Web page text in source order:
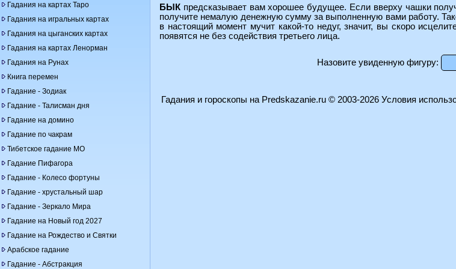
БЫК предсказывает вам хорошее будущее. Если вверху чашки
получите немалую денежную сумму за выполненную вами работу.
в настоящий момент мучит какой-то недуг, значит, вы скоро
появятся не без содействия третьего лица.
Назовите увиденную фигуру:
Гадания на картах Таро
Гадания на игральных картах
Гадания на цыганских картах
Гадания на картах Ленорман
Гадания на Рунах
Книга перемен
Гадание - Зодиак
Гадание - Талисман дня
Гадание на домино
Гадание по чакрам
Тибетское гадание МО
Гадание Пифагора
Гадание - Колесо фортуны
Гадание - хрустальный шар
Гадание - Зеркало Мира
Гадание на Новый год 2027
Гадание на Рождество и Святки
Арабское гадание
Гадание - Абстракция
Гадания и гороскопы на Predskazanie.ru© 2003-2026 Условия